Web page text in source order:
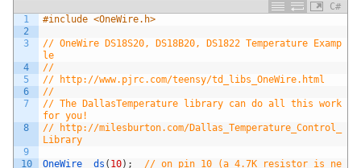
C#
1
2
3
4
5
6
7
8
9
10
#include <OneWire.h>
// OneWire DS18S20, DS18B20, DS1822 Temperature Examp
le
//
// http://www.pjrc.com/teensy/td_libs_OneWire.html
//
// The DallasTemperature library can do all this work
for you!
// http://milesburton.com/Dallas_Temperature_Control_
Library
OneWire ds ( 10) ;
// on pin 10 (a 4.7K resistor is ne